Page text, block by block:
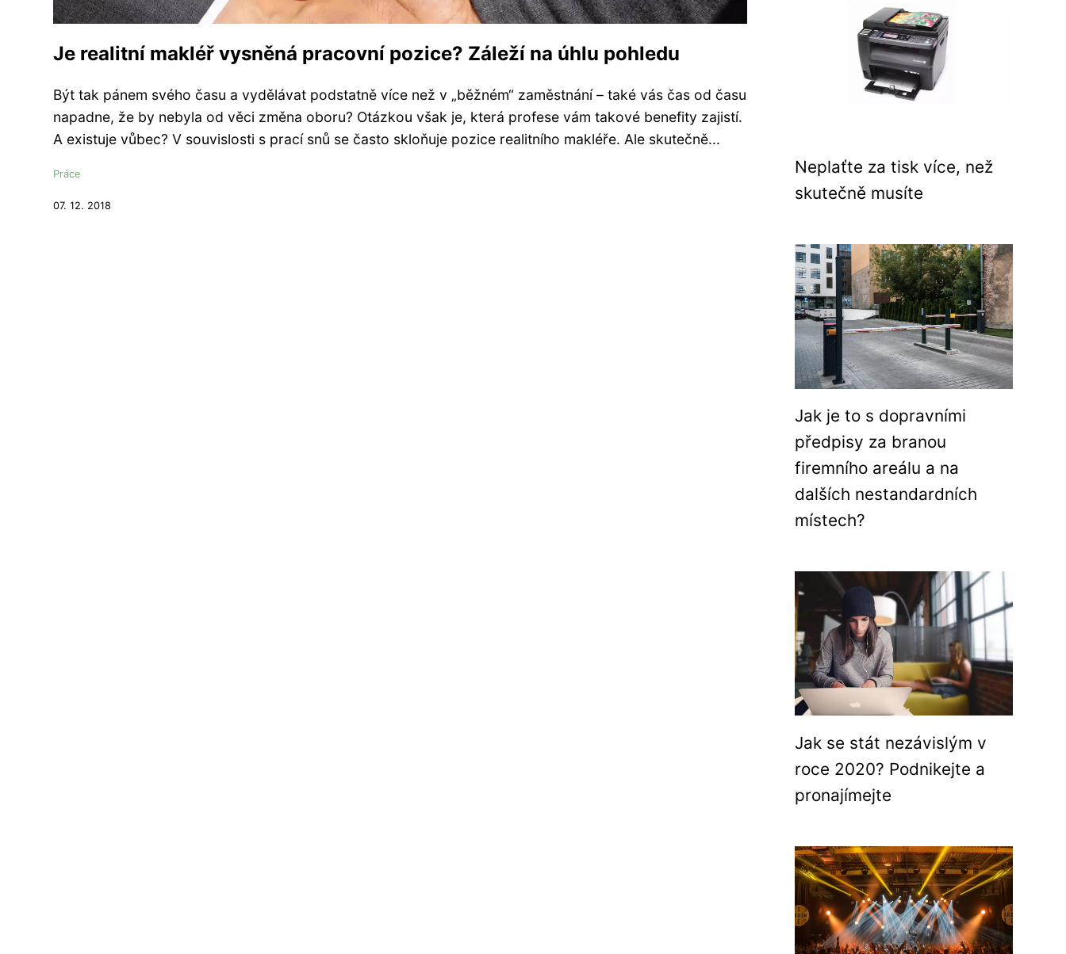
Je realitní makléř vysněná pracovní pozice? Záleží na úhlu pohledu
Být tak pánem svého času a vydělávat podstatně více než v „běžném“ zaměstnání – také vás čas od času
napadne, že by nebyla od věci změna oboru? Otázkou však je, která profese vám takové benefity zajistí.
A existuje vůbec? V souvislosti s prací snů se často skloňuje pozice realitního makléře. Ale skutečně...
Práce
07. 12. 2018
Neplaťte za tisk více, než
skutečně musíte
Jak je to s dopravními
předpisy za branou
firemního areálu a na
dalších nestandardních
místech?
Jak se stát nezávislým v
roce 2020? Podnikejte a
pronajímejte